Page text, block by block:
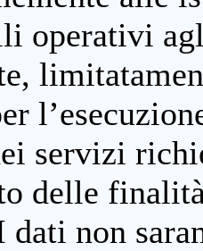
operativi
servizi
delle
non